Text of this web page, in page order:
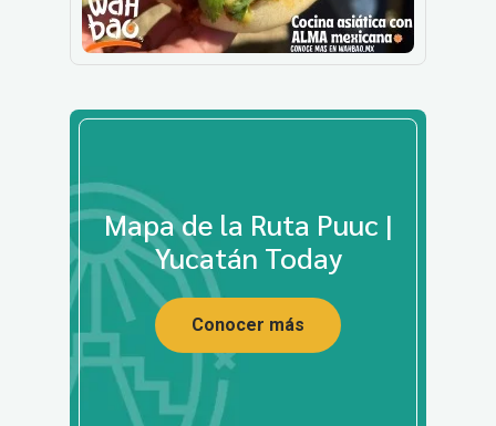
Mapa de la Ruta Puuc |
Yucatán Today
Conocer más